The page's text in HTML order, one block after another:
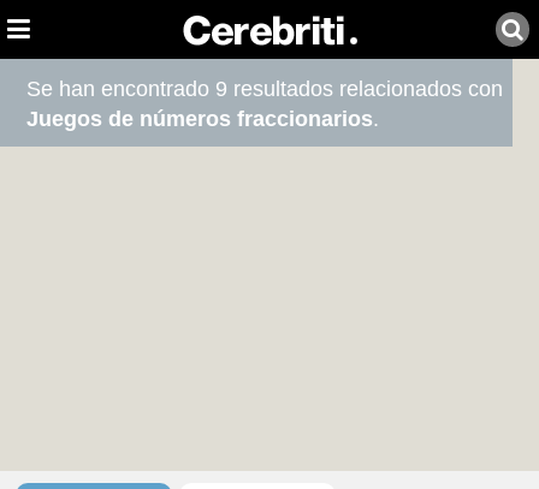
Se han encontrado 9 resultados relacionados con
Juegos de números fraccionarios.